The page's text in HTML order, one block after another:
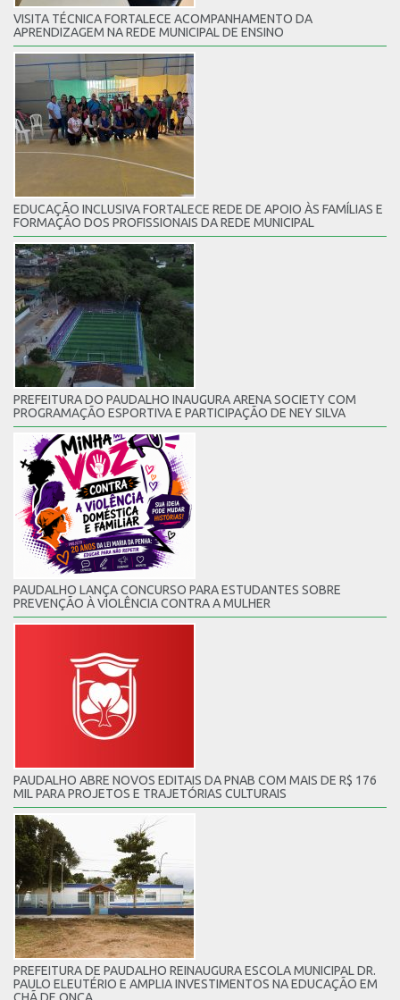
VISITA TÉCNICA FORTALECE ACOMPANHAMENTO DA
APRENDIZAGEM NA REDE MUNICIPAL DE ENSINO
EDUCAÇÃO INCLUSIVA FORTALECE REDE DE APOIO ÀS FAMÍLIAS E
FORMAÇÃO DOS PROFISSIONAIS DA REDE MUNICIPAL
PREFEITURA DO PAUDALHO INAUGURA ARENA SOCIETY COM
PROGRAMAÇÃO ESPORTIVA E PARTICIPAÇÃO DE NEY SILVA
PAUDALHO LANÇA CONCURSO PARA ESTUDANTES SOBRE
PREVENÇÃO À VIOLÊNCIA CONTRA A MULHER
PAUDALHO ABRE NOVOS EDITAIS DA PNAB COM MAIS DE R$ 176
MIL PARA PROJETOS E TRAJETÓRIAS CULTURAIS
PREFEITURA DE PAUDALHO REINAUGURA ESCOLA MUNICIPAL DR.
PAULO ELEUTÉRIO E AMPLIA INVESTIMENTOS NA EDUCAÇÃO EM
CHÃ DE ONÇA